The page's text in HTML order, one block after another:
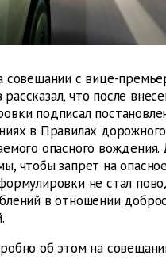
совещании с вице-
что после
подписал
в Правилах
опасного
чтобы запрет на
не стал
в отношении
об этом на